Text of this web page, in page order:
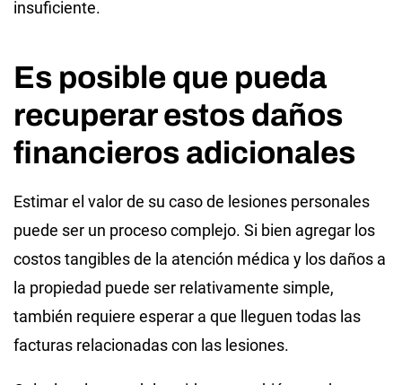
insuficiente.
Es posible que pueda
recuperar estos daños
financieros adicionales
Estimar el valor de su caso de lesiones personales
puede ser un proceso complejo. Si bien agregar los
costos tangibles de la atención médica y los daños a
la propiedad puede ser relativamente simple,
también requiere esperar a que lleguen todas las
facturas relacionadas con las lesiones.